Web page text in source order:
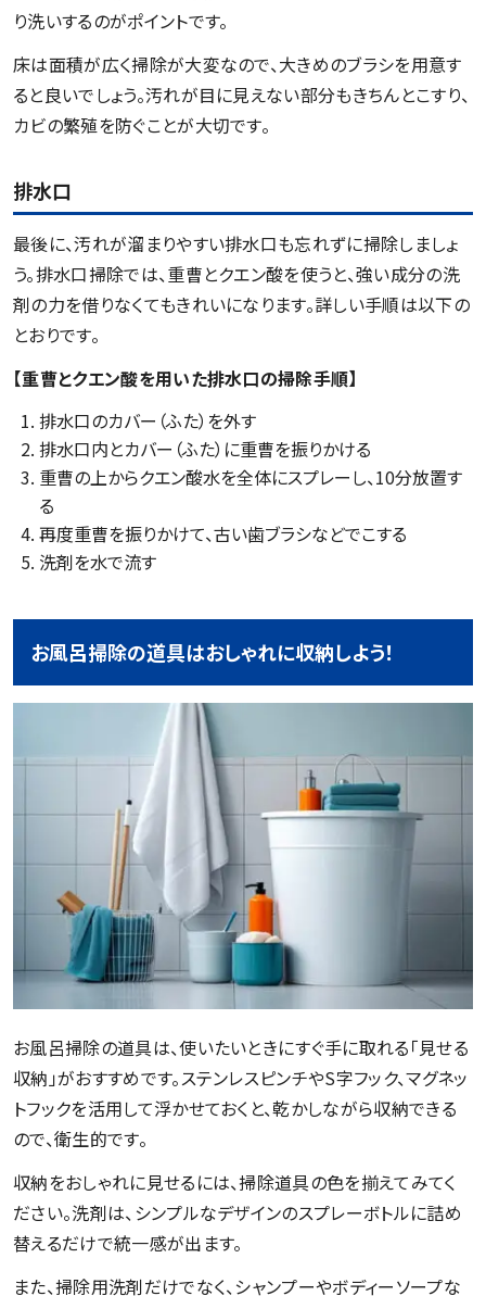
り洗いするのがポイントです。
床は面積が広く掃除が大変なので、大きめのブラシを用意す
ると良いでしょう。汚れが目に見えない部分もきちんとこすり、
カビの繁殖を防ぐことが大切です。
排水口
最後に、汚れが溜まりやすい排水口も忘れずに掃除しましょ
う。排水口掃除では、重曹とクエン酸を使うと、強い成分の洗
剤の力を借りなくてもきれいになります。詳しい手順は以下の
とおりです。
【重曹とクエン酸を用いた排水口の掃除手順】
排水口のカバー（ふた）を外す
排水口内とカバー（ふた）に重曹を振りかける
重曹の上からクエン酸水を全体にスプレーし、10分放置す
る
再度重曹を振りかけて、古い歯ブラシなどでこする
洗剤を水で流す
お風呂掃除の道具はおしゃれに収納しよう！
お風呂掃除の道具は、使いたいときにすぐ手に取れる「見せる
収納」がおすすめです。ステンレスピンチやS字フック、マグネッ
トフックを活用して浮かせておくと、乾かしながら収納できる
ので、衛生的です。
収納をおしゃれに見せるには、掃除道具の色を揃えてみてく
ださい。洗剤は、シンプルなデザインのスプレーボトルに詰め
替えるだけで統一感が出ます。
また、掃除用洗剤だけでなく、シャンプーやボディーソープな